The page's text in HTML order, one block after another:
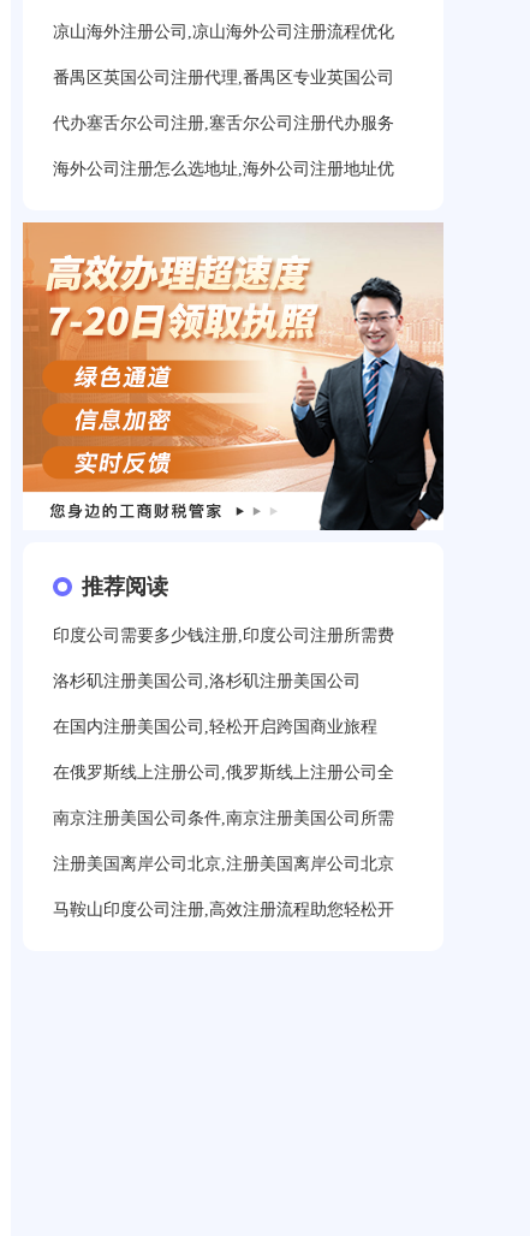
凉山海外注册公司,凉山海外公司注册流程优化
番禺区英国公司注册代理,番禺区专业英国公司
代办塞舌尔公司注册,塞舌尔公司注册代办服务
海外公司注册怎么选地址,海外公司注册地址优
推荐阅读
印度公司需要多少钱注册,印度公司注册所需费
洛杉矶注册美国公司,洛杉矶注册美国公司
在国内注册美国公司,轻松开启跨国商业旅程
在俄罗斯线上注册公司,俄罗斯线上注册公司全
南京注册美国公司条件,南京注册美国公司所需
注册美国离岸公司北京,注册美国离岸公司北京
马鞍山印度公司注册,高效注册流程助您轻松开